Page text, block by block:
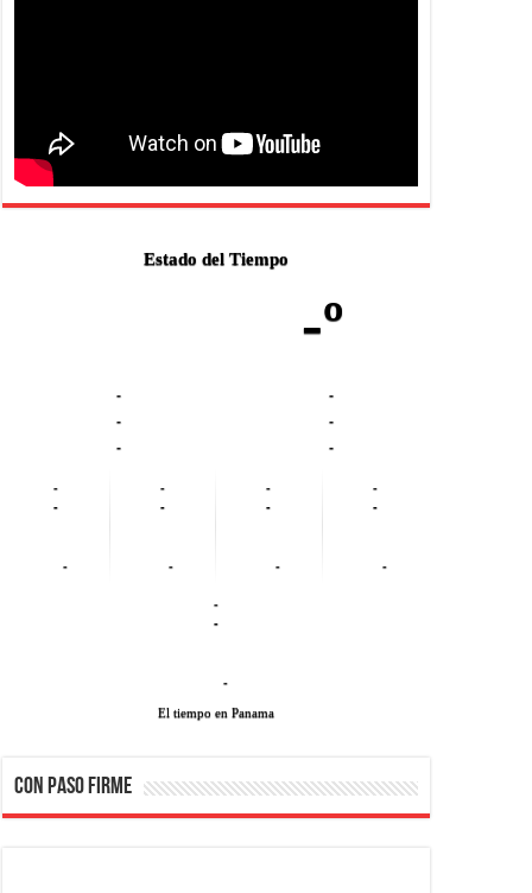
Estado del Tiempo
-º
-
-
-
-
-
-
-
-
-
-
-
-
-
-
-
-
-
-
-
-
-
El tiempo en Panama
CON PASO FIRME